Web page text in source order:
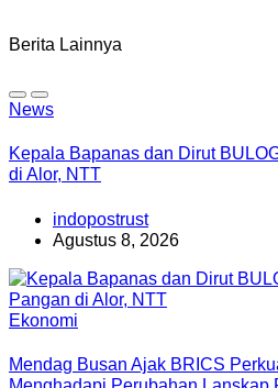
Berita Lainnya
News
Kepala Bapanas dan Dirut
di Alor, NTT
indopostrust
Agustus 8, 2026
Ekonomi
Mendag Busan Ajak BRICS